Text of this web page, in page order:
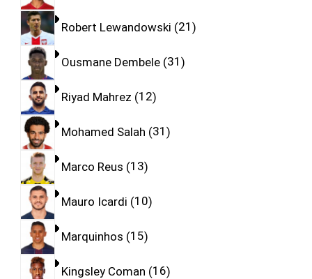
Robert Lewandowski 21
Ousmane Dembele 31
Riyad Mahrez 12
Mohamed Salah 31
Marco Reus 13
Mauro Icardi 10
Marquinhos 15
Kingsley Coman 16